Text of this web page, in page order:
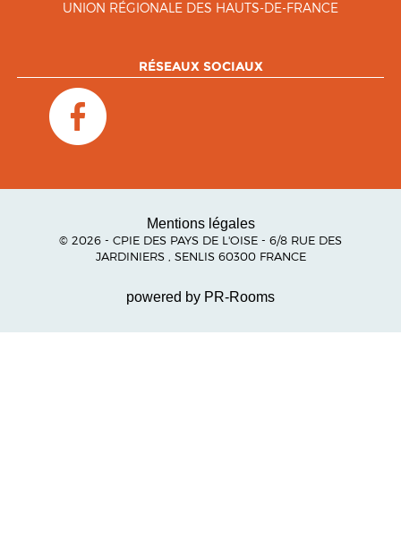
UNION RÉGIONALE DES HAUTS-DE-FRANCE
RÉSEAUX SOCIAUX
Mentions légales
© 2026 - CPIE DES PAYS DE L'OISE - 6/8 RUE DES
JARDINIERS , SENLIS 60300 FRANCE
powered by PR-Rooms